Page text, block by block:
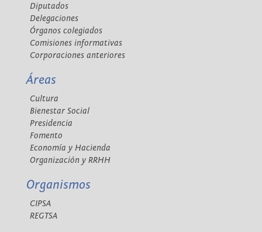
Diputados
Delegaciones
Órganos colegiados
Comisiones informativas
Corporaciones anteriores
Áreas
Cultura
Bienestar Social
Presidencia
Fomento
Economía y Hacienda
Organización y RRHH
Organismos
CIPSA
REGTSA